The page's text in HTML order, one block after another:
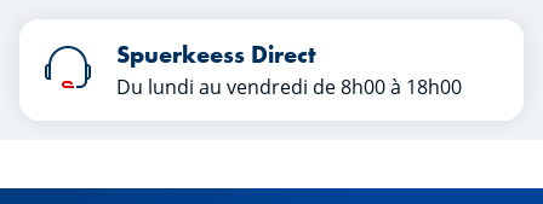
Spuerkeess Direct
Du lundi au vendredi de 8h00 à 18h00